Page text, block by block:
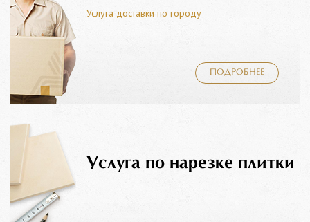
Услуга доставки по городу
ПОДРОБНЕЕ
Услуга по нарезке плитки